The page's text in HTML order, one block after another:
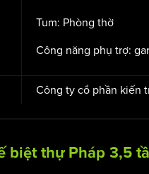
Tum: Phòng thờ
Công năng phụ trợ:
Công ty cổ phần kiến
biệt thự Pháp 3,5